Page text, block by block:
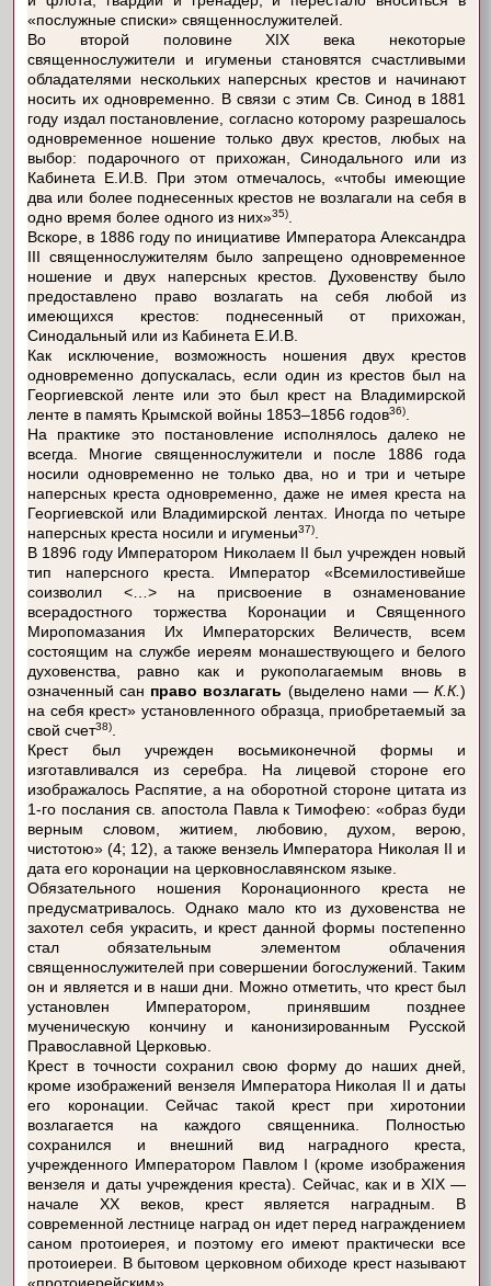
«послужные списки» священнослужителей.
Во второй половине XIX века некоторые
священнослужители и игуменьи становятся счастливыми
обладателями нескольких наперсных крестов и начинают
носить их одновременно. В связи с этим Св. Синод в 1881
году издал постановление, согласно которому разрешалось
одновременное ношение только двух крестов, любых на
выбор: подарочного от прихожан, Синодального или из
Кабинета Е.И.В. При этом отмечалось, «чтобы имеющие
два или более поднесенных крестов не возлагали на себя в
одно время более одного из них»35)
Вскоре, в 1886 году по инициативе Императора Александра
III священнослужителям было запрещено одновременное
ношение и двух наперсных крестов. Духовенству было
предоставлено право возлагать на себя любой из
имеющихся крестов: поднесенный от прихожан,
Синодальный или из Кабинета Е.И.В.
Как исключение, возможность ношения двух крестов
одновременно допускалась, если один из крестов был на
Георгиевской ленте или это был крест на Владимирской
ленте в память Крымской войны 1853–1856 годов36)
На практике это постановление исполнялось далеко не
всегда. Многие священнослужители и после 1886 года
носили одновременно не только два, но и три и четыре
наперсных креста одновременно, даже не имея креста на
Георгиевской или Владимирской лентах. Иногда по четыре
наперсных креста носили и игуменьи37)
В 1896 году Императором Николаем II был учрежден новый
тип наперсного креста. Император «Всемилостивейше
соизволил <…> на присвоение в ознаменование
всерадостного торжества Коронации и Священного
Миропомазания Их Императорских Величеств, всем
состоящим на службе иереям монашествующего и белого
духовенства, равно как и рукополагаемым вновь в
означенный сан право возлагать (выделено нами —К.К.)
на себя крест» установленного образца, приобретаемый за
свой счет38)
Крест был учрежден восьмиконечной формы и
изготавливался из серебра. На лицевой стороне его
изображалось Распятие, а на оборотной стороне цитата из
1-го послания св. апостола Павла к Тимофею: «образ буди
верным словом, житием, любовию, духом, верою,
чистотою» (4; 12), а также вензель Императора Николая II и
дата его коронации на церковнославянском языке.
Обязательного ношения Коронационного креста не
предусматривалось. Однако мало кто из духовенства не
захотел себя украсить, и крест данной формы постепенно
стал обязательным элементом облачения
священнослужителей при совершении богослужений. Таким
он и является и в наши дни. Можно отметить, что крест был
установлен Императором, принявшим позднее
мученическую кончину и канонизированным Русской
Православной Церковью.
Крест в точности сохранил свою форму до наших дней,
кроме изображений вензеля Императора Николая II и даты
его коронации. Сейчас такой крест при хиротонии
возлагается на каждого священника. Полностью
сохранился и внешний вид наградного креста,
учрежденного Императором Павлом I (кроме изображения
вензеля и даты учреждения креста). Сейчас, как и в XIX —
начале XX веков, крест является наградным. В
современной лестнице наград он идет перед награждением
саном протоиерея, и поэтому его имеют практически все
протоиереи. В бытовом церковном обиходе крест называют